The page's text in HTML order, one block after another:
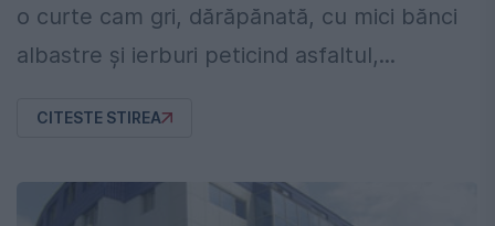
o curte cam gri, dărăpănată, cu mici bănci
albastre şi ierburi peticind asfaltul,...
CITESTE STIREA